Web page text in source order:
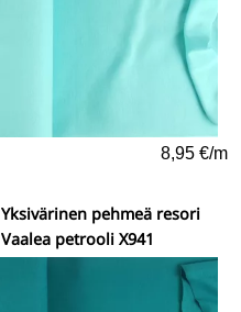
8,95 €/m
Yksivärinen pehmeä resori
Vaalea petrooli X941